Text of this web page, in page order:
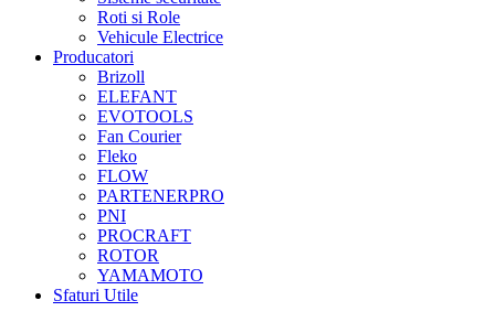
Roti si Role
Vehicule Electrice
Producatori
Brizoll
ELEFANT
EVOTOOLS
Fan Courier
Fleko
FLOW
PARTENERPRO
PNI
PROCRAFT
ROTOR
YAMAMOTO
Sfaturi Utile